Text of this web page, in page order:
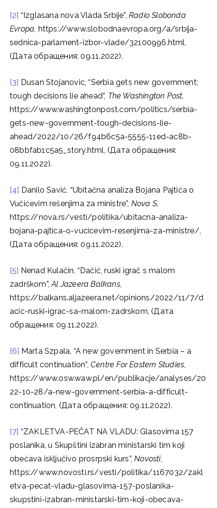
[2] “Izglasana nova Vlada Srbije”,Radio Slobonda
Evropa, https://www.slobodnaevropa.org/a/srbija-
sednica-parlament-izbor-vlade/32100996.html,
(Дата обращения: 09.11.2022).
[3] Dusan Stojanovic, “Serbia gets new government;
tough decisions lie ahead”, The Washington Post,
https://www.washingtonpost.com/politics/serbia-
gets-new-government-tough-decisions-lie-
ahead/2022/10/26/f94b6c5a-5555-11ed-ac8b-
08bbfab1c5a5_story.html,(Дата обращения:
09.11.2022).
[4] Danilo Savić, “Ubitačna analiza Bojana Pajtića o
Vučićevim rešenjima za ministre”, Nova S,
https://nova.rs/vesti/politika/ubitacna-analiza-
bojana-pajtica-o-vucicevim-resenjima-za-ministre/,
(Дата обращения: 09.11.2022).
[5] Nenad Kulačin, “Dačić, ruski igrač s malom
zadrškom”,Al Jazeera Balkans,
https://balkans.aljazeera.net/opinions/2022/11/7/d
acic-ruski-igrac-sa-malom-zadrskom, (Дата
обращения: 09.11.2022).
[6] Marta Szpala, “A new government in Serbia – a
difficult continuation”, Centre For Eastern Studies,
https://www.osw.waw.pl/en/publikacje/analyses/20
22-10-28/a-new-government-serbia-a-difficult-
continuation, (Дата обращения: 09.11.2022).
[7] “ZAKLETVA-PEČAT NA VLADU: Glasovima 157
poslanika, u Skupštini izabran ministarski tim koji
obećava isključivo prosrpski kurs”,Novosti,
https://www.novosti.rs/vesti/politika/1167032/zakl
etva-pecat-vladu-glasovima-157-poslanika-
skupstini-izabran-ministarski-tim-koji-obecava-